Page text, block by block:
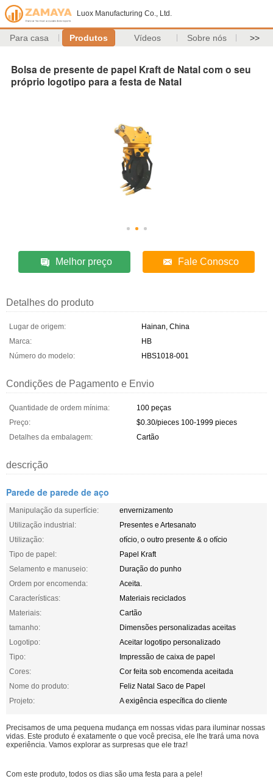
Luox Manufacturing Co., Ltd.
Para casa Produtos Vídeos Sobre nós >>
Bolsa de presente de papel Kraft de Natal com o seu
próprio logotipo para a festa de Natal
Melhor preço Fale Conosco
Detalhes do produto
Lugar de origem:
Hainan, China
Marca:
HB
Número do modelo:
HBS1018-001
Condições de Pagamento e Envio
Quantidade de ordem mínima:
100 peças
Preço:
$0.30/pieces 100-1999 pieces
Detalhes da embalagem:
Cartão
descrição
Parede de parede de aço
Manipulação da superfície:
envernizamento
Utilização industrial:
Presentes e Artesanato
Utilização:
ofício, o outro presente & o ofício
Tipo de papel:
Papel Kraft
Selamento e manuseio:
Duração do punho
Ordem por encomenda:
Aceita.
Características:
Materiais reciclados
Materiais:
Cartão
tamanho:
Dimensões personalizadas aceitas
Logotipo:
Aceitar logotipo personalizado
Tipo:
Impressão de caixa de papel
Cores:
Cor feita sob encomenda aceitada
Nome do produto:
Feliz Natal Saco de Papel
Projeto:
A exigência específica do cliente
Precisamos de uma pequena mudança em nossas vidas para iluminar nossas
vidas. Este produto é exatamente o que você precisa, ele lhe trará uma nova
experiência. Vamos explorar as surpresas que ele traz!
Com este produto, todos os dias são uma festa para a pele!